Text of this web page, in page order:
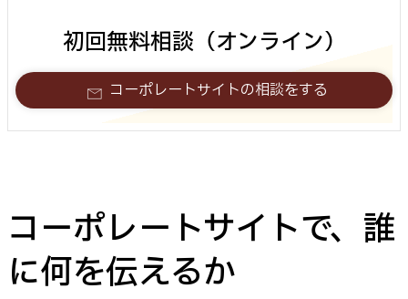
初回無料相談（オンライン）
コーポレートサイトの相談をする
コーポレートサイトで、誰
に何を伝えるか